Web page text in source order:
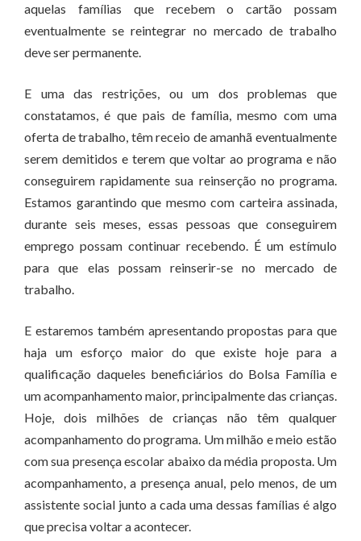
aquelas famílias que recebem o cartão possam
eventualmente se reintegrar no mercado de trabalho
deve ser permanente.
E uma das restrições, ou um dos problemas que
constatamos, é que pais de família, mesmo com uma
oferta de trabalho, têm receio de amanhã eventualmente
serem demitidos e terem que voltar ao programa e não
conseguirem rapidamente sua reinserção no programa.
Estamos garantindo que mesmo com carteira assinada,
durante seis meses, essas pessoas que conseguirem
emprego possam continuar recebendo. É um estímulo
para que elas possam reinserir-se no mercado de
trabalho.
E estaremos também apresentando propostas para que
haja um esforço maior do que existe hoje para a
qualificação daqueles beneficiários do Bolsa Família e
um acompanhamento maior, principalmente das crianças.
Hoje, dois milhões de crianças não têm qualquer
acompanhamento do programa. Um milhão e meio estão
com sua presença escolar abaixo da média proposta. Um
acompanhamento, a presença anual, pelo menos, de um
assistente social junto a cada uma dessas famílias é algo
que precisa voltar a acontecer.